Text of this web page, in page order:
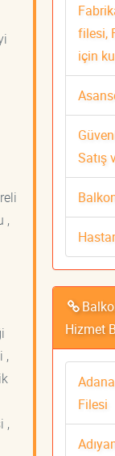
,
,
,
filesi,
için
Satış
Hizmet
Filesi